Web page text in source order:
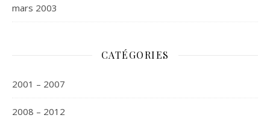
mars 2003
CATÉGORIES
2001 – 2007
2008 – 2012